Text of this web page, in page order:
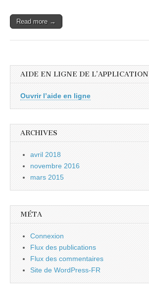
Read more →
AIDE EN LIGNE DE L’APPLICATION
Ouvrir l’aide en ligne
ARCHIVES
avril 2018
novembre 2016
mars 2015
MÉTA
Connexion
Flux des publications
Flux des commentaires
Site de WordPress-FR